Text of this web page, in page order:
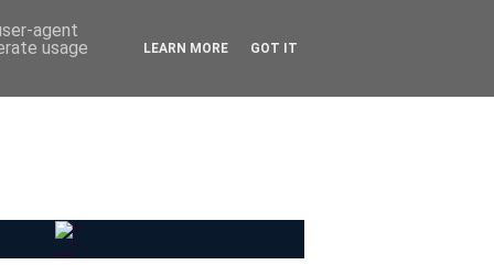
agent
usage
LEARN MORE GOT IT